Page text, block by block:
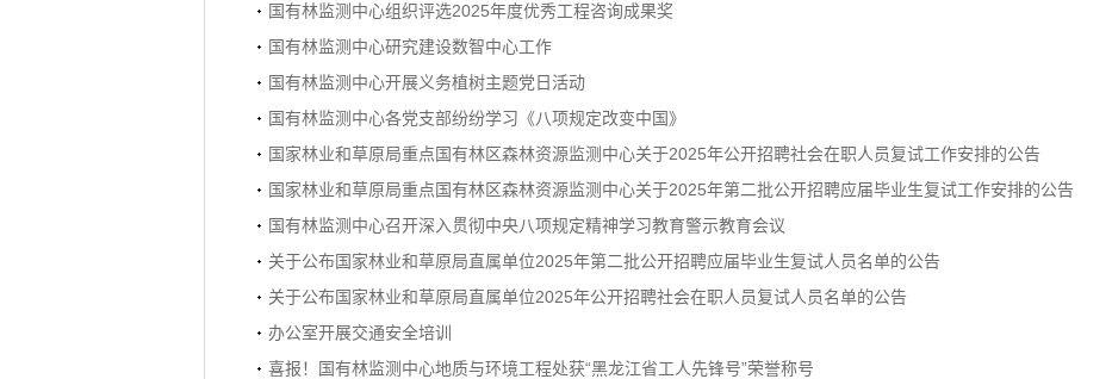
国有林监测中心组织评选2025年度优秀工程咨询成果奖
国有林监测中心研究建设数智中心工作
国有林监测中心开展义务植树主题党日活动
国有林监测中心各党支部纷纷学习《八项规定改变中国》
国家林业和草原局重点国有林区森林资源监测中心关于2025年公开招聘社会在职人员复试工作安排的公告
国家林业和草原局重点国有林区森林资源监测中心关于2025年第二批公开招聘应届毕业生复试工作安排的公告
国有林监测中心召开深入贯彻中央八项规定精神学习教育警示教育会议
关于公布国家林业和草原局直属单位2025年第二批公开招聘应届毕业生复试人员名单的公告
关于公布国家林业和草原局直属单位2025年公开招聘社会在职人员复试人员名单的公告
办公室开展交通安全培训
喜报！国有林监测中心地质与环境工程处获“黑龙江省工人先锋号”荣誉称号